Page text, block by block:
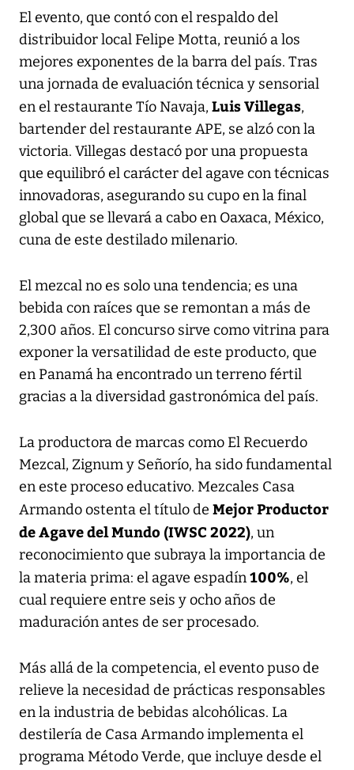
El evento, que contó con el respaldo del
distribuidor local Felipe Motta, reunió a los
mejores exponentes de la barra del país. Tras
una jornada de evaluación técnica y sensorial
en el restaurante Tío Navaja, Luis Villegas,
bartender del restaurante APE, se alzó con la
victoria. Villegas destacó por una propuesta
que equilibró el carácter del agave con técnicas
innovadoras, asegurando su cupo en la final
global que se llevará a cabo en Oaxaca, México,
cuna de este destilado milenario.
El mezcal no es solo una tendencia; es una
bebida con raíces que se remontan a más de
2,300 años. El concurso sirve como vitrina para
exponer la versatilidad de este producto, que
en Panamá ha encontrado un terreno fértil
gracias a la diversidad gastronómica del país.
La productora de marcas como El Recuerdo
Mezcal, Zignum y Señorío, ha sido fundamental
en este proceso educativo. Mezcales Casa
Armando ostenta el título de Mejor Productor
de Agave del Mundo (IWSC 2022), un
reconocimiento que subraya la importancia de
la materia prima: el agave espadín100%, el
cual requiere entre seis y ocho años de
maduración antes de ser procesado.
Más allá de la competencia, el evento puso de
relieve la necesidad de prácticas responsables
en la industria de bebidas alcohólicas. La
destilería de Casa Armando implementa el
programa Método Verde, que incluye desde el